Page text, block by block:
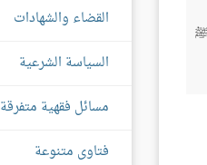
ﷺ
القضاء والشهادات
السياسة الشرعية
مسائل فقهية متفرقة
فتاوى متنوعة